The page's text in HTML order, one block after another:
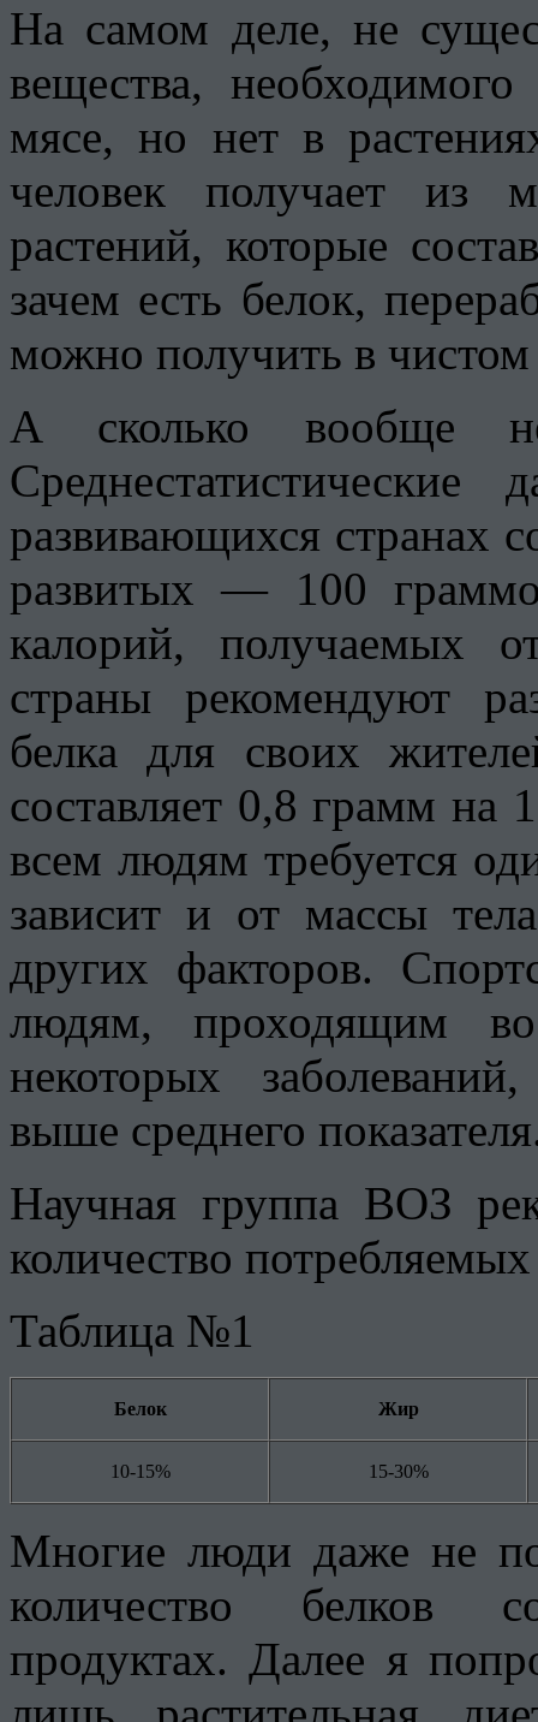
На самом деле, не
вещества,
мясе, но нет в
человек получает из
растений, которые
зачем есть белок,
можно получить в чистом
А сколько вообще
развивающихся странах
развитых — 100
калорий, получаемых
страны рекомендуют
белка для своих
составляет 0,8 грамм на
всем людям требуется
зависит и от массы
других факторов.
людям, проходящим
некоторых
выше среднего
Научная группа ВОЗ
количество
Таблица №1
Белок Жир
10-15% 15-30%
Многие люди даже не
количество белков
продуктах. Далее я